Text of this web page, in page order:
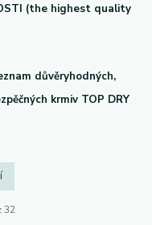
(the highest quality
důvěryhodných,
krmiv TOP DRY
32